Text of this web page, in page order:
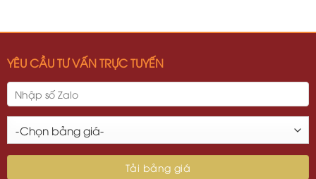
YÊU CẦU TƯ VẤN TRỰC TUYẾN